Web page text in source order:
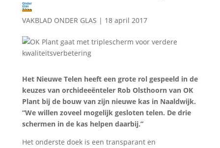
VAKBLAD ONDER GLAS | 18 april 2017
Het Nieuwe Telen heeft een grote rol gespeeld in de
keuzes van orchideeënteler Rob Olsthoorn van OK
Plant bij de bouw van zijn nieuwe kas in Naaldwijk.
“We willen zoveel mogelijk gesloten telen. De drie
schermen in de kas helpen daarbij.”
Het onderste doek is een transparant en